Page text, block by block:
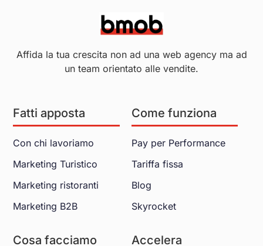
Affida la tua crescita non ad una web agency ma ad
un team orientato alle vendite.
Fatti apposta
Con chi lavoriamo
Marketing Turistico
Marketing ristoranti
Marketing B2B
Come funziona
Pay per Performance
Tariffa fissa
Blog
Skyrocket
Cosa facciamo Accelera